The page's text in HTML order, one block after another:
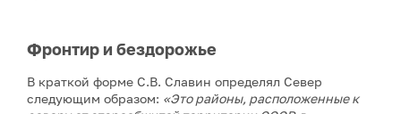
Фронтир и бездорожье
В краткой форме С.В. Славин определял Север
следующим образом: «Это районы, расположенные к